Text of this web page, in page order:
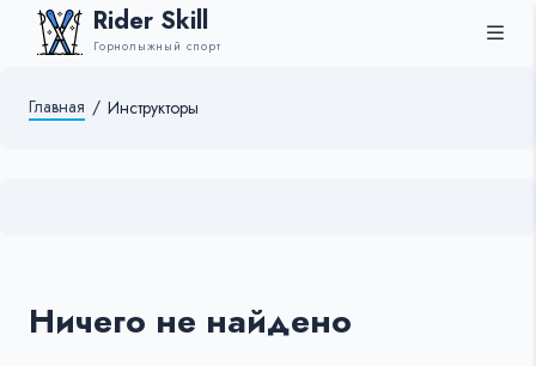
Rider Skill
Горнолыжный спорт
Главная / Инструкторы
Ничего не найдено